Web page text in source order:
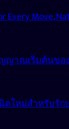
Every Move,
สัญญาณเริ่มต้
ใหม่สำหรับรั